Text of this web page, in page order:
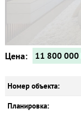
Цена: 11 800 000
Номер объекта:
Планировка: